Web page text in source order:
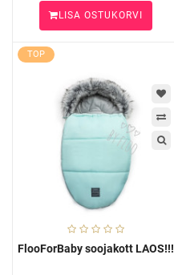
LISA OSTUKORVI
TOP
FlooForBaby soojakott LAOS!!!